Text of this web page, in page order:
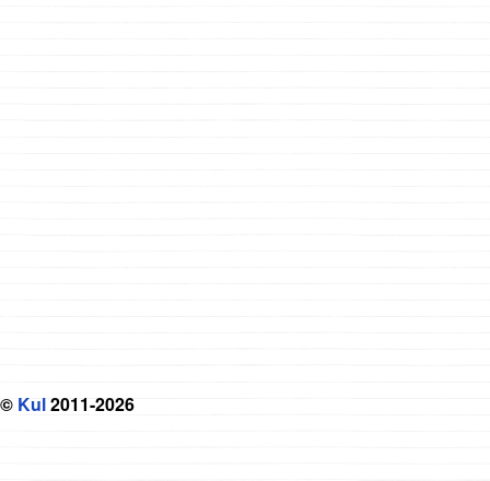
© Kul2011-2026